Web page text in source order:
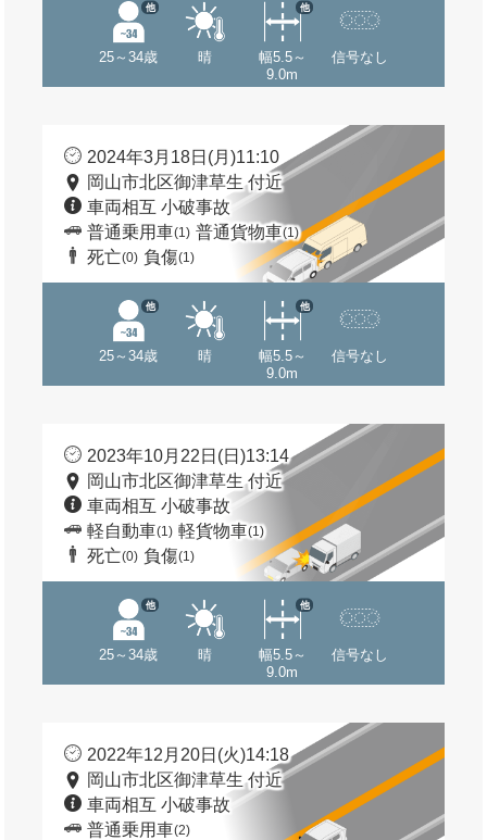
25～34歳
他
晴
幅5.5～
9.0m
他
信号なし
2024年3月18日(月)11:10
岡山市北区御津草生 付近
車両相互 小破事故
普通乗用車(1) 普通貨物車(1)
死亡(0) 負傷(1)
25～34歳
他
晴
幅5.5～
9.0m
他
信号なし
2023年10月22日(日)13:14
岡山市北区御津草生 付近
車両相互 小破事故
軽自動車(1) 軽貨物車(1)
死亡(0) 負傷(1)
25～34歳
他
晴
幅5.5～
9.0m
他
信号なし
2022年12月20日(火)14:18
岡山市北区御津草生 付近
車両相互 小破事故
普通乗用車(2)